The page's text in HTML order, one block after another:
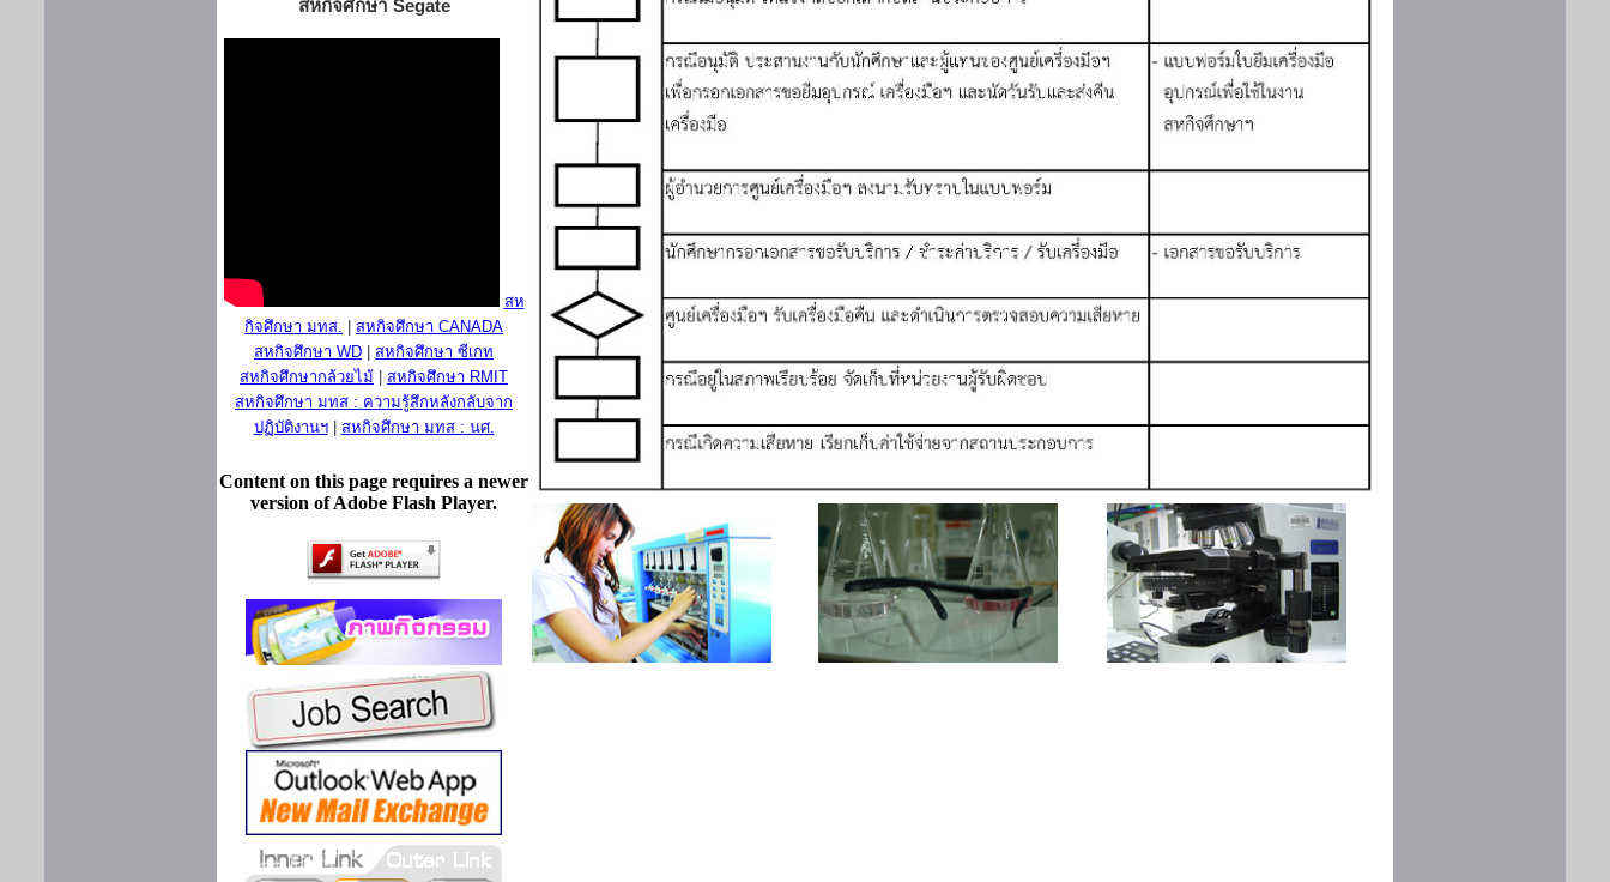
สหกิจศึกษา Segate
สห
กิจศึกษา มทส.
สหกิจศึกษา CANADA
สหกิจศึกษา WD
สหกิจศึกษา ซีเกท
สหกิจศึกษากล้วยไม้
สหกิจศึกษา RMIT
สหกิจศึกษา มทส : ความรู้สึกหลังกลับจาก
ปฏิบัติงานฯ| สหกิจศึกษา มทส : นศ.
Content on this page requires a newer
version of Adobe Flash Player.